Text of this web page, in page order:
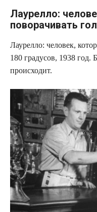
Лаурелло:
поворачивать
Лаурелло: человек,
180 градусов, 1938 год.
происходит.